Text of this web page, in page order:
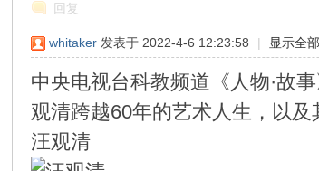
回复
whitaker 发表于 2022-4-6 12:23:58 | 显示全
中央电视台科教频道《人物·故
观清跨越60年的艺术人生，以
汪观清